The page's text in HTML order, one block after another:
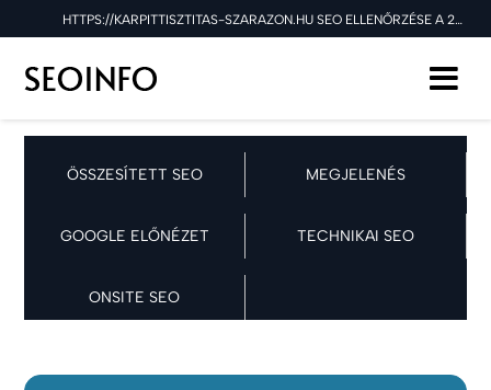
HTTPS://KARPITTISZTITAS-SZARAZON.HU SEO ELLENŐRZÉSE A 2026.07.06 NAPON
ÖSSZESÍTETT SEO MEGJELENÉS
GOOGLE ELŐNÉZET TECHNIKAI SEO
ONSITE SEO